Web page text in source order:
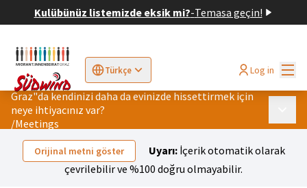
Kulübünüz listemizde eksik mi?-Temasa geçin!
Türkçe
Sprache wählen Elegir el idioma
Log in
Graz"da kendinizi daha da evinizde hissettirmek için
neye ihtiyacınız var?
/Meetings
Orijinal metni göster Uyarı:İçerik otomatik olarak
çevrilebilir ve %100 doğru olmayabilir.